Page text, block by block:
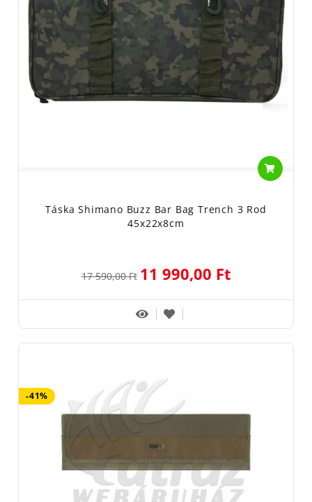
Táska Shimano Buzz Bar Bag Trench 3 Rod
45x22x8cm
17 590,00 Ft 11 990,00 Ft
-41%